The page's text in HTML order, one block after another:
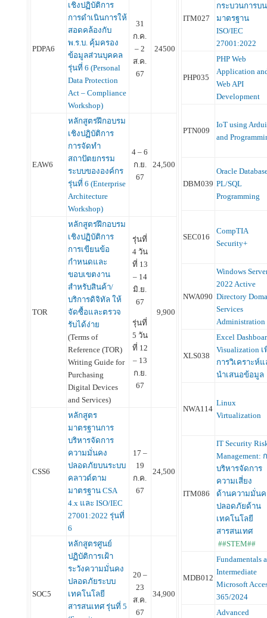
PDPA6
เชิงปฏิบัติการ
การดำเนินการให้
สอดคล้องกับ
พ.ร.บ. คุ้มครอง
ข้อมูลส่วนบุคคล
รุ่นที่ 6 (Personal
Data Protection
Act – Compliance
Workshop)
31
ก.ค.
– 2
ส.ค.
67
24500
EAW6
หลักสูตรฝึกอบรม
เชิงปฏิบัติการ
การจัดทำ
สถาปัตยกรรม
ระบบขององค์กร
รุ่นที่ 6 (Enterprise
Architecture
Workshop)
4 – 6
ก.ย.
67
24,500
TOR
หลักสูตรฝึกอบรม
เชิงปฏิบัติการ
การเขียนข้อ
กำหนดและ
ขอบเขตงาน
สำหรับสินค้า/
บริการดิจิทัล ให้
จัดซื้อและตรวจ
รับได้ง่าย
(Terms of
Reference (TOR)
Writing Guide for
Purchasing
Digital Devices
and Services)
รุ่นที่
4 วัน
ที่ 13
– 14
มิ.ย.
67
รุ่นที่
5 วัน
ที่ 12
– 13
ก.ย.
67
9,900
CSS6
หลักสูตร
มาตรฐานการ
บริหารจัดการ
ความมั่นคง
ปลอดภัยบนระบบ
คลาวด์ตาม
มาตรฐาน CSA
4.x และ ISO/IEC
27001:2022 รุ่นที่
6
17 –
19
ก.ค.
67
24,500
SOC5
หลักสูตรศูนย์
ปฏิบัติการเฝ้า
ระวังความมั่นคง
ปลอดภัยระบบ
เทคโนโลยี
สารสนเทศ รุ่นที่ 5
20 –
23
ส.ค.
67
34,900
ITM027
กระบวนการบน
มาตรฐาน
ISO/IEC
27001:2022
PHP035
PHP Web
Application
Web API
Development
PTN009
IoT using
and
DBM039
Oracle
PL/SQL
Programming
SEC016
CompTIA
Security+
NWA090
Windows
2022 Active
Directory
Services
Administration
XLS038
Excel
Visualization เ
การวิเคราะห์แ
นำเสนอข้อมูล
NWA114
Linux
Virtualization
ITM086
IT Security
Management:
บริหารจัดการ
ความเสี่ยง
ด้านความมั่นค
ปลอดภัยด้าน
เทคโนโลยี
สารสนเทศ
##STEM##
MDB012
Fundamentals
Intermediate
Microsoft
365/2024
Advanced